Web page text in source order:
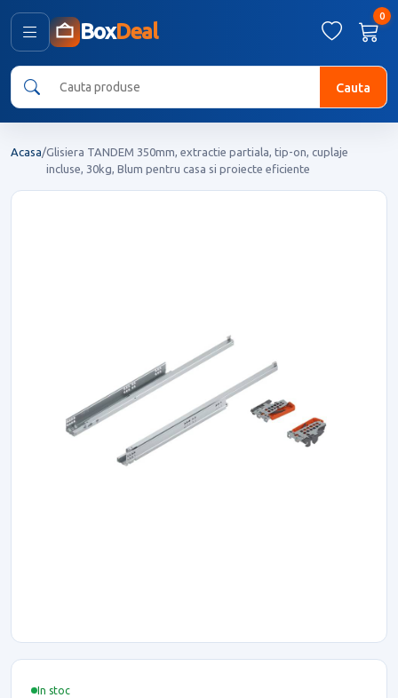
BoxDeal
0
Cauta
Acasa/Glisiera TANDEM 350mm, extractie partiala, tip-on, cuplaje
incluse, 30kg, Blum pentru casa si proiecte eficiente
In stoc